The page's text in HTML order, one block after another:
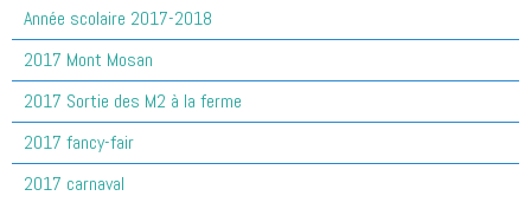
Année scolaire 2017-2018
2017 Mont Mosan
2017 Sortie des M2 à la ferme
2017 fancy-fair
2017 carnaval